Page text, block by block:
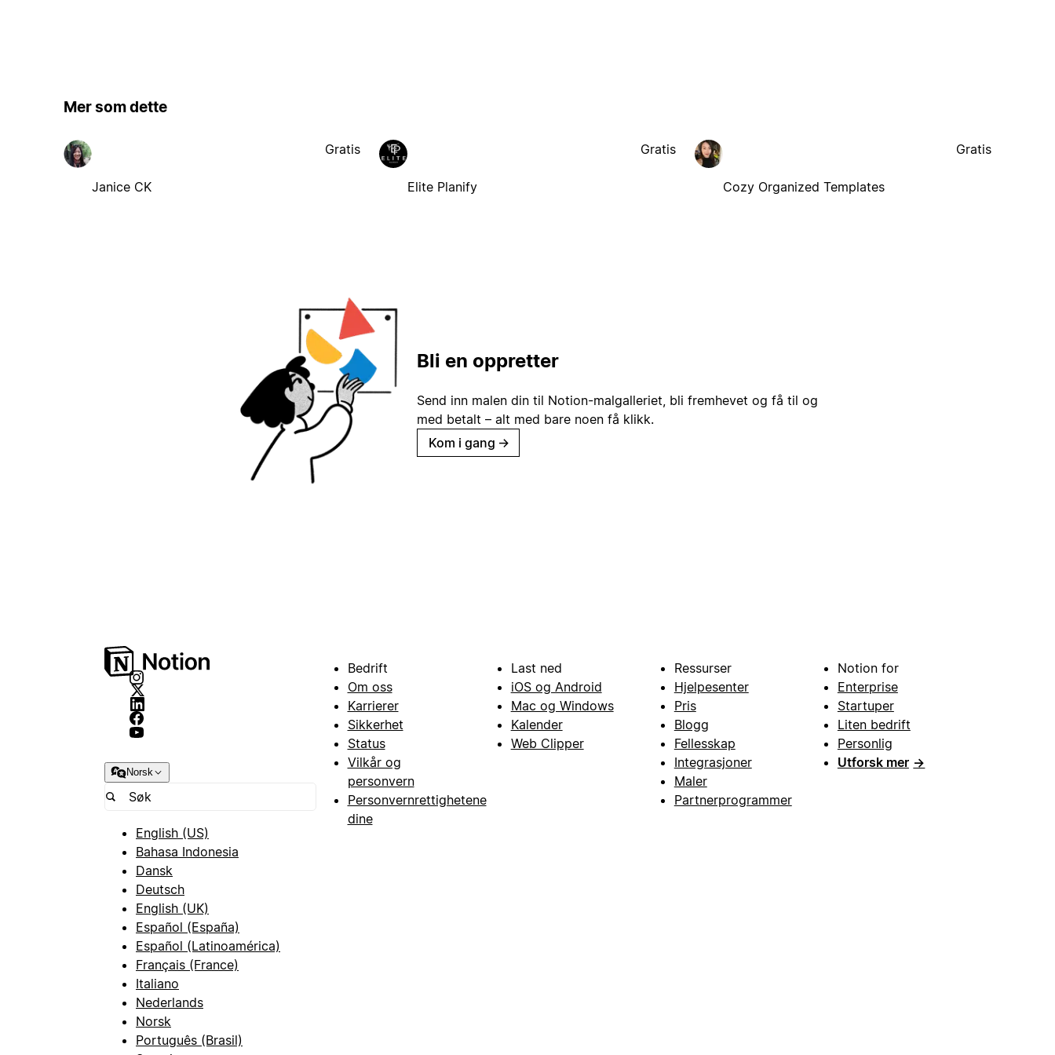
Mer som dette
Janice CK
Gratis
Elite Planify
Gratis
Cozy Organized Templates
Gratis
Bli en oppretter
Send inn malen din til Notion-malgalleriet, bli fremhevet og få til og
med betalt – alt med bare noen få klikk.
Kom i gang →
Norsk
English (US)
Bahasa Indonesia
Dansk
Deutsch
English (UK)
Español (España)
Español (Latinoamérica)
Français (France)
Italiano
Nederlands
Norsk
Português (Brasil)
Bedrift
Om oss
Karrierer
Sikkerhet
Status
Vilkår og
personvern
Personvernrettighetene
dine
Last ned
iOS og Android
Mac og Windows
Kalender
Web Clipper
Ressurser
Hjelpesenter
Pris
Blogg
Fellesskap
Integrasjoner
Maler
Partnerprogrammer
Notion for
Enterprise
Startuper
Liten bedrift
Personlig
Utforsk mer →